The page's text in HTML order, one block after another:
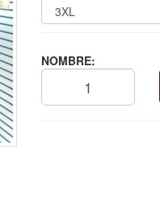
NOMBRE: